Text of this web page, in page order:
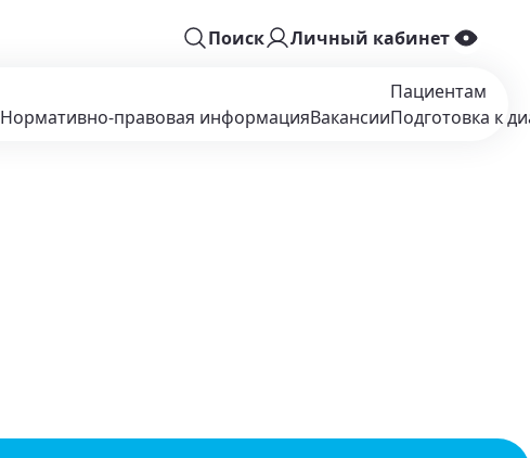
Поиск Личный кабинет
Нормативно-правовая информацияВакансии
Пациентам
Подготовка к